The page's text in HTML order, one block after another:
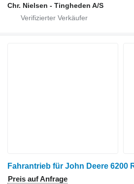
Chr. Nielsen - Tingheden A/S
Fahrantrieb für John Deere 6200
Preis auf Anfrage